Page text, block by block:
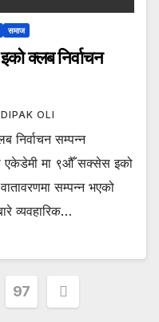
समाज
क्लब निर्वाचन
DIPAK OLI
सम्पन्न
एकेडेमी मा ९औँ सक्सेस इको
सम्पन्न भएको
व्यवहारिक…
97